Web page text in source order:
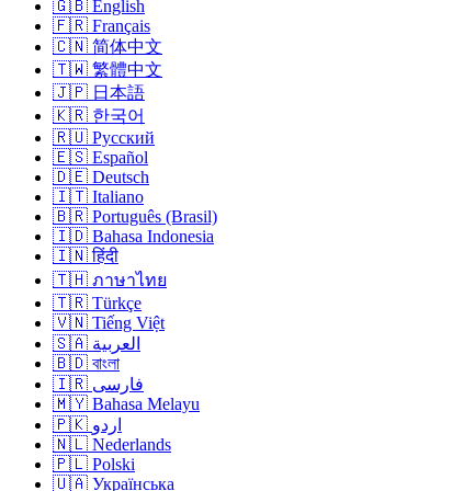
🇬🇧 English
🇫🇷 Français
🇨🇳 简体中文
🇹🇼 繁體中文
🇯🇵 日本語
🇰🇷 한국어
🇷🇺 Русский
🇪🇸 Español
🇩🇪 Deutsch
🇮🇹 Italiano
🇧🇷 Português (Brasil)
🇮🇩 Bahasa Indonesia
🇮🇳 हिंदी
🇹🇭 ภาษาไทย
🇹🇷 Türkçe
🇻🇳 Tiếng Việt
🇸🇦 العربية
🇧🇩 বাংলা
🇮🇷 فارسی
🇲🇾 Bahasa Melayu
🇵🇰 اردو
🇳🇱 Nederlands
🇵🇱 Polski
🇺🇦 Українська